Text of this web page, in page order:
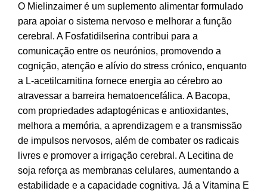
O Mielinzaimer é um suplemento alimentar formulado
para apoiar o sistema nervoso e melhorar a função
cerebral. A Fosfatidilserina contribui para a
comunicação entre os neurónios, promovendo a
cognição, atenção e alívio do stress crónico, enquanto
a L-acetilcarnitina fornece energia ao cérebro ao
atravessar a barreira hematoencefálica. A Bacopa,
com propriedades adaptogénicas e antioxidantes,
melhora a memória, a aprendizagem e a transmissão
de impulsos nervosos, além de combater os radicais
livres e promover a irrigação cerebral. A Lecitina de
soja reforça as membranas celulares, aumentando a
estabilidade e a capacidade cognitiva. Já a Vitamina E